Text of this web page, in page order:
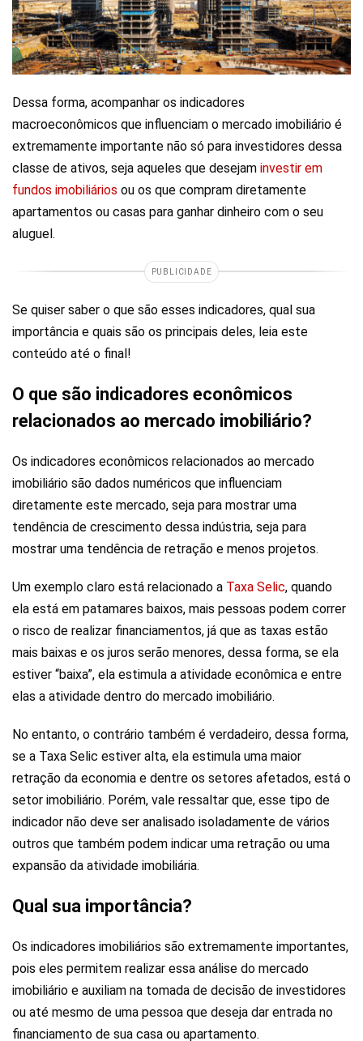
Dessa forma, acompanhar os indicadores
macroeconômicos que influenciam o mercado imobiliário é
extremamente importante não só para investidores dessa
classe de ativos, seja aqueles que desejam investir em
fundos imobiliários ou os que compram diretamente
apartamentos ou casas para ganhar dinheiro com o seu
aluguel.
PUBLICIDADE
Se quiser saber o que são esses indicadores, qual sua
importância e quais são os principais deles, leia este
conteúdo até o final!
O que são indicadores econômicos
relacionados ao mercado imobiliário?
Os indicadores econômicos relacionados ao mercado
imobiliário são dados numéricos que influenciam
diretamente este mercado, seja para mostrar uma
tendência de crescimento dessa indústria, seja para
mostrar uma tendência de retração e menos projetos.
Um exemplo claro está relacionado a Taxa Selic, quando
ela está em patamares baixos, mais pessoas podem correr
o risco de realizar financiamentos, já que as taxas estão
mais baixas e os juros serão menores, dessa forma, se ela
estiver “baixa”, ela estimula a atividade econômica e entre
elas a atividade dentro do mercado imobiliário.
No entanto, o contrário também é verdadeiro, dessa forma,
se a Taxa Selic estiver alta, ela estimula uma maior
retração da economia e dentre os setores afetados, está o
setor imobiliário. Porém, vale ressaltar que, esse tipo de
indicador não deve ser analisado isoladamente de vários
outros que também podem indicar uma retração ou uma
expansão da atividade imobiliária.
Qual sua importância?
Os indicadores imobiliários são extremamente importantes,
pois eles permitem realizar essa análise do mercado
imobiliário e auxiliam na tomada de decisão de investidores
ou até mesmo de uma pessoa que deseja dar entrada no
financiamento de sua casa ou apartamento.